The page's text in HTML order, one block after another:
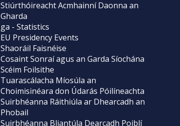
Stiúrthóireacht Acmhainní Daonna an
Gharda
ga - Statistics
EU Presidency Events
Shaoráil Faisnéise
Cosaint Sonraí agus an Garda Síochána
Scéim Foilsithe
Tuarascálacha Míosúla an
Choimisinéara don Údarás Póilíneachta
Suirbhéanna Ráithiúla ar Dhearcadh an
Phobail
Suirbhéanna Bliantúla Dearcadh Poiblí